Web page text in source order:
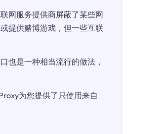
网服务提供商屏蔽了某些网
提供赌博游戏，但一些互联
也是一种相当流行的做法，
为您提供了只使用来自